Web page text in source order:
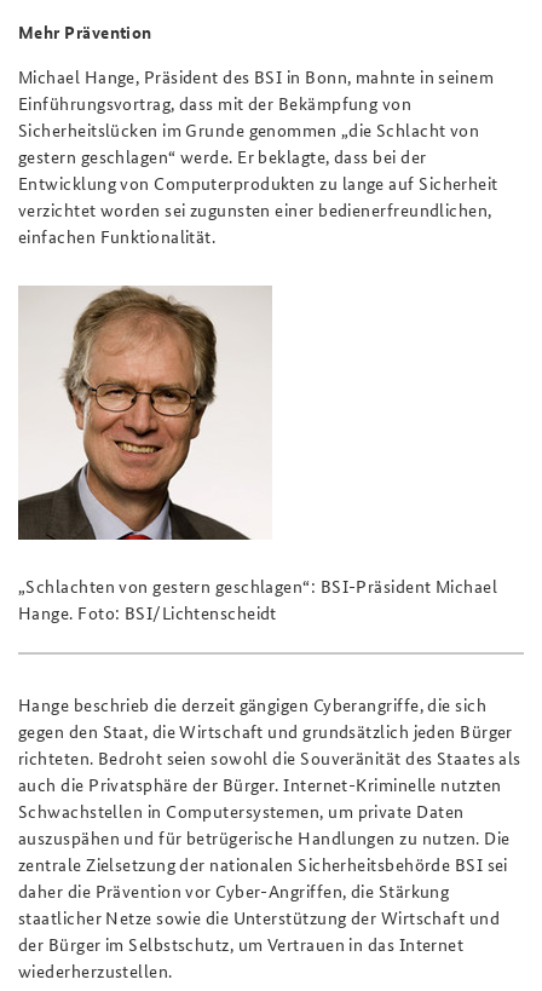
Mehr Prävention
Michael Hange, Präsident des BSI in Bonn, mahnte in seinem
Einführungsvortrag, dass mit der Bekämpfung von
Sicherheitslücken im Grunde genommen „die Schlacht von
gestern geschlagen“ werde. Er beklagte, dass bei der
Entwicklung von Computerprodukten zu lange auf Sicherheit
verzichtet worden sei zugunsten einer bedienerfreundlichen,
einfachen Funktionalität.
„Schlachten von gestern geschlagen“: BSI-Präsident Michael
Hange. Foto: BSI/Lichtenscheidt
Hange beschrieb die derzeit gängigen Cyberangriffe, die sich
gegen den Staat, die Wirtschaft und grundsätzlich jeden Bürger
richteten. Bedroht seien sowohl die Souveränität des Staates als
auch die Privatsphäre der Bürger. Internet-Kriminelle nutzten
Schwachstellen in Computersystemen, um private Daten
auszuspähen und für betrügerische Handlungen zu nutzen. Die
zentrale Zielsetzung der nationalen Sicherheitsbehörde BSI sei
daher die Prävention vor Cyber-Angriffen, die Stärkung
staatlicher Netze sowie die Unterstützung der Wirtschaft und
der Bürger im Selbstschutz, um Vertrauen in das Internet
wiederherzustellen.